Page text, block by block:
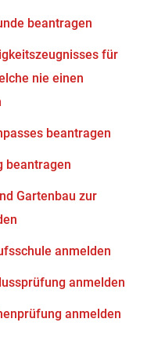
beantragen
für
nie einen
beantragen
beantragen
Gartenbau zur
anmelden
anmelden
anmelden